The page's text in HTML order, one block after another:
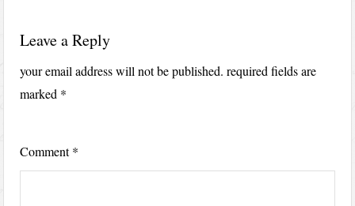
Leave a Reply
your email address will not be published. required fields are
marked *
Comment*